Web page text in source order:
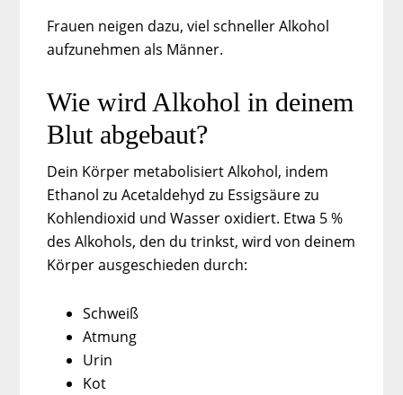
Frauen neigen dazu, viel schneller Alkohol
aufzunehmen als Männer.
Wie wird Alkohol in deinem
Blut abgebaut?
Dein Körper metabolisiert Alkohol, indem
Ethanol zu Acetaldehyd zu Essigsäure zu
Kohlendioxid und Wasser oxidiert. Etwa 5 %
des Alkohols, den du trinkst, wird von deinem
Körper ausgeschieden durch:
Schweiß
Atmung
Urin
Kot